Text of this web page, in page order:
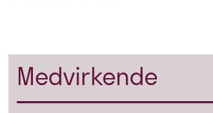
Medvirkende